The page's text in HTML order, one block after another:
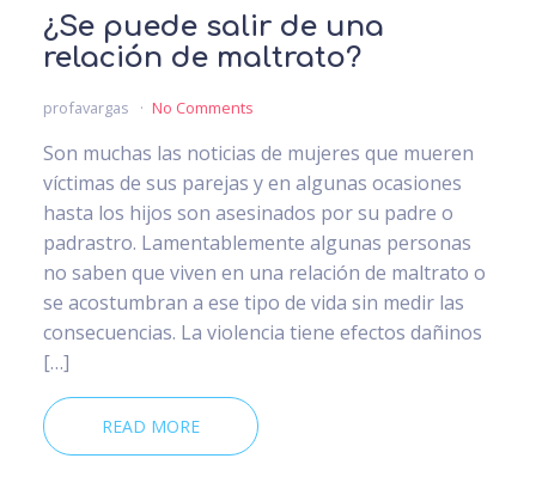
¿Se puede salir de una
relación de maltrato?
profavargas No Comments
Son muchas las noticias de mujeres que mueren
víctimas de sus parejas y en algunas ocasiones
hasta los hijos son asesinados por su padre o
padrastro. Lamentablemente algunas personas
no saben que viven en una relación de maltrato o
se acostumbran a ese tipo de vida sin medir las
consecuencias. La violencia tiene efectos dañinos
[…]
READ MORE